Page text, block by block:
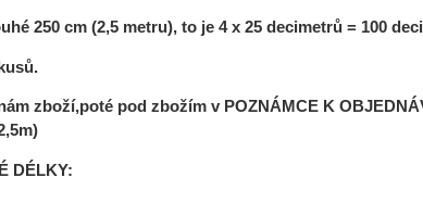
250 cm (2,5 metru), to je 4 x 25 decimetrů = 100
zboží,poté pod zbožím vPOZNÁMCE K
DÉLKY: